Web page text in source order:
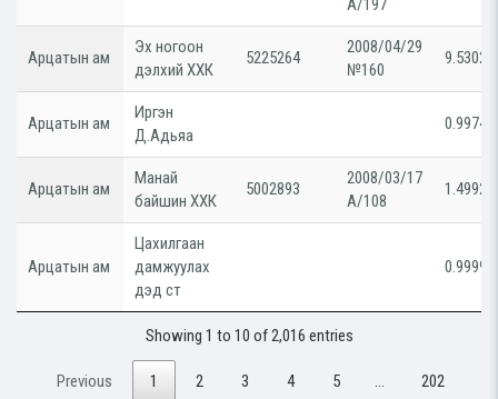
Арцатын ам
Эх ногоон
дэлхий ХХК
5225264
2008/04/29
№160
Арцатын ам
Иргэн
Д.Адьяа
Арцатын ам
Манай
байшин ХХК
5002893
2008/03/17
А/108
Арцатын ам
Цахилгаан
дамжуулах
дэд ст
Showing 1 to 10 of 2,016 entries
Previous 1 2 3 4 5 202